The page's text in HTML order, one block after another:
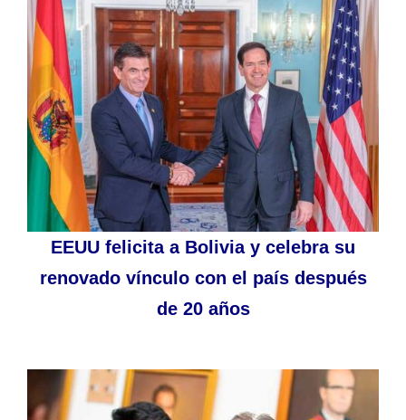
EEUU felicita a Bolivia y celebra su
renovado vínculo con el país después
de 20 años